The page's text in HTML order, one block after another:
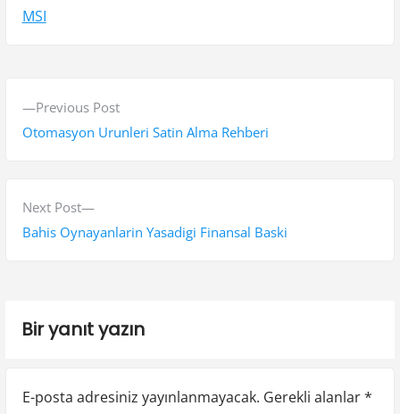
MSI
m
Previous PostP
r
o
o
:
Otomasyon Urunleri Satin Alma Rehberi
Next Post
N
e
o
:
Bahis Oynayanlarin Yasadigi Finansal Baski
Bir yanıt yazın
E-posta adresiniz yayınlanmayacak. Gerekli alanlar*